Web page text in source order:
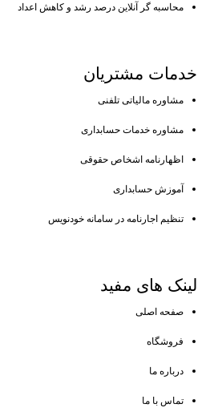
محاسبه گر آنلاین درصد رشد و کاهش اعداد
خدمات مشتریان
مشاوره مالیاتی تلفنی
مشاوره خدمات حسابداری
اظهارنامه اشخاص حقوقی
آموزش حسابداری
تنظیم اجارنامه در سامانه خودنویس
لینک های مفید
صفحه اصلی
فروشگاه
درباره ما
تماس با ما